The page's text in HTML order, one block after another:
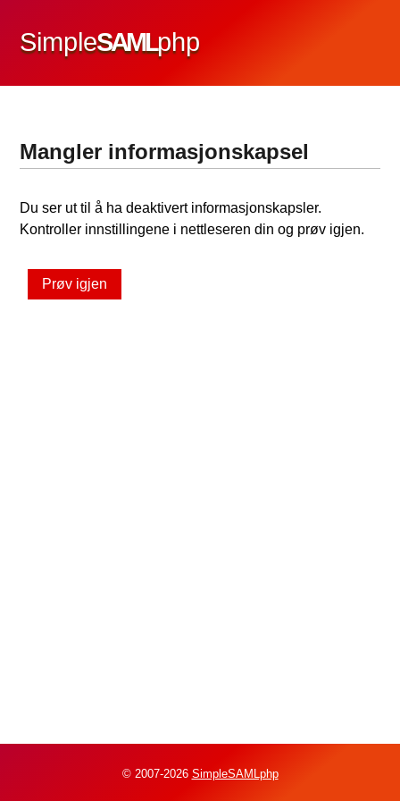
SimpleSAMLphp
Mangler informasjonskapsel
Du ser ut til å ha deaktivert informasjonskapsler.
Kontroller innstillingene i nettleseren din og prøv igjen.
Prøv igjen
© 2007-2026 SimpleSAMLphp